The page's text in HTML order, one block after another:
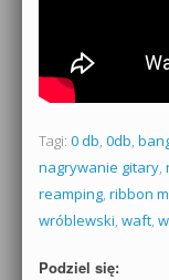
Tagi: 0 db, 0db,
nagrywanie gitary,
reamping, ribbon
wróblewski, waft,
Podziel się: